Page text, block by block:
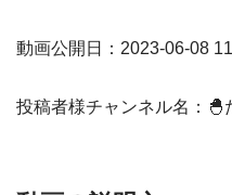
動画公開日：2023-06-08
投稿者様チャンネル名：🐣